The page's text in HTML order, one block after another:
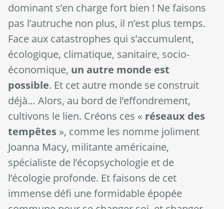
dominant s’en charge fort bien ! Ne faisons
pas l’autruche non plus, il n’est plus temps.
Face aux catastrophes qui s’accumulent,
écologique, climatique, sanitaire, socio-
économique, un autre monde est
possible. Et cet autre monde se construit
déjà… Alors, au bord de l’effondrement,
cultivons le lien. Créons ces « réseaux des
tempêtes », comme les nomme joliment
Joanna Macy, militante américaine,
spécialiste de l’écopsychologie et de
l’écologie profonde. Et faisons de cet
immense défi une formidable épopée